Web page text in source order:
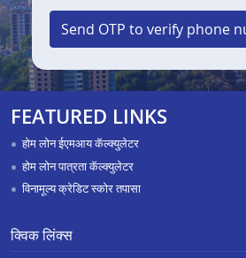
Send OTP to verify phone
FEATURED LINKS
होम लोन ईएमआय कॅल्क्युलेटर
होम लोन पात्रता कॅल्क्युलेटर
विनामूल्य क्रेडिट स्कोर तपासा
क्विक लिंक्स